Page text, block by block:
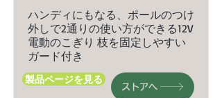
ハンディにもなる、ポールのつけ
外しで2通りの使い方ができる12V
電動のこぎり 枝を固定しやすい
ガード付き
製品ページを見る
ストアへ